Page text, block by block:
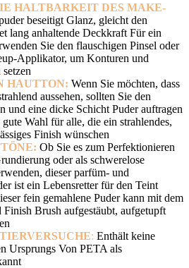
HALTBARKEIT DES MAKE-
beseitigt Glanz, gleicht den
lang anhaltende Deckkraft Für ein
Sie den flauschigen Pinsel oder
Applikator, um Konturen und
HAUTTON: Wenn Sie möchten, dass
aussehen, sollten Sie den
und eine dicke Schicht Puder auftragen
Wahl für alle, die ein strahlendes,
Finish wünschen
Ob Sie es zum Perfektionieren
oder als schwerelose
dieser parfüm- und
ist ein Lebensretter für den Teint
fein gemahlene Puder kann mit dem
Brush aufgestäubt, aufgetupft
: Enthält keine
Ursprungs Von PETA als